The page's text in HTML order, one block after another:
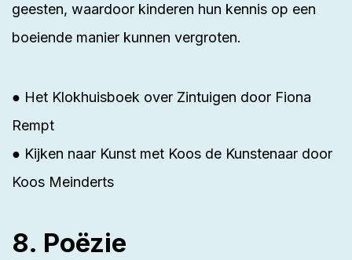
geesten, waardoor kinderen hun kennis op een
boeiende manier kunnen vergroten.
● Het Klokhuisboek over Zintuigen door Fiona
Rempt
● Kijken naar Kunst met Koos de Kunstenaar door
Koos Meinderts
8. Poëzie